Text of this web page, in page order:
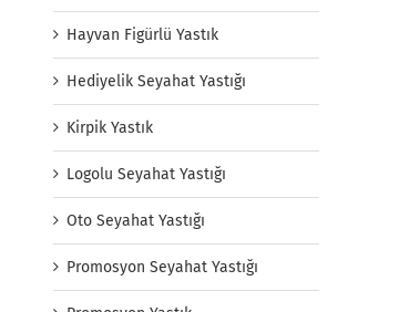
Hayvan Figürlü Yastık
Hediyelik Seyahat Yastığı
Kirpik Yastık
Logolu Seyahat Yastığı
Oto Seyahat Yastığı
Promosyon Seyahat Yastığı